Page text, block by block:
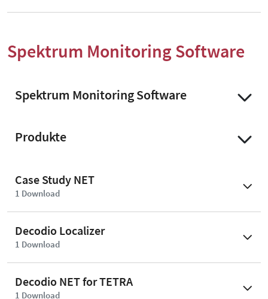
Spektrum Monitoring Software
Spektrum Monitoring Software
Produkte
Case Study NET
1 Download
Decodio Localizer
1 Download
Decodio NET for TETRA
1 Download